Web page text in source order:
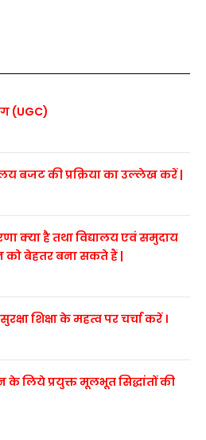
(UGC)
बजट की प्रक्रिया का उल्लेख करें |
क्या है तथा विद्यालय एवं समुदाय
को बेहतर बना सकते हैं |
शिक्षा के महत्व पर चर्चा करें ।
लिये प्रयुक्त मूलभूत सिद्धांतों की